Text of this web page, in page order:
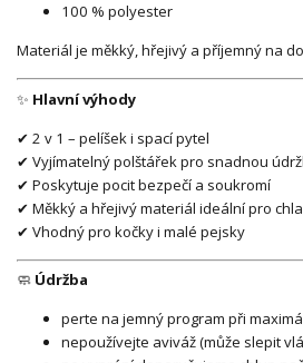
100 % polyester
Materiál je měkký, hřejivý a příjemný na
✨ Hlavní výhody
✔ 2 v 1 – pelíšek i spací pytel
✔ Vyjímatelný polštářek pro snadnou
✔ Poskytuje pocit bezpečí a soukromí
✔ Měkký a hřejivý materiál ideální pro
✔ Vhodný pro kočky i malé pejsky
🧼 Údržba
perte na jemný program při
nepoužívejte aviváž (může slepit